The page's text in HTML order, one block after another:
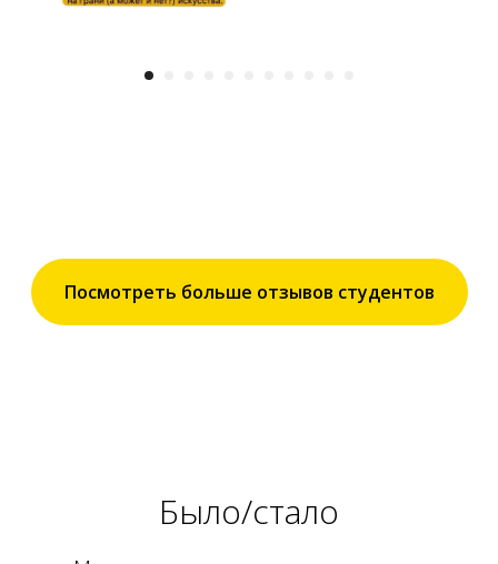
Посмотреть больше отзывов студентов
Было/стало